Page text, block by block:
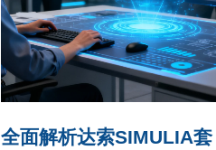
全面解析达索SIMULIA套